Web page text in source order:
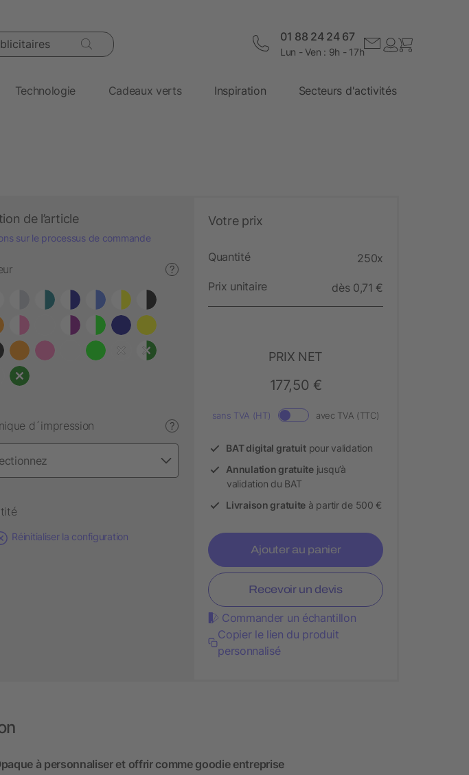
01 88 24 24 67
Lun - Ven : 9h - 17h
Technologie Cadeaux verts Inspiration Secteurs d'activités
de l’article
sur le processus de commande
?
d´impression ?
Réinitialiser la configuration
Votre prix
Quantité 250x
Prix unitaire dès 0,71 €
PRIX NET
177,50 €
sans TVA (HT) avec TVA (TTC)
BAT digital gratuitpour validation
Annulation gratuitejusqu’à
validation du BAT
Livraison gratuite à partir de 500 €
Ajouter au panier
Recevoir un devis
Commander un échantillon
Copier le lien du produit
personnalisé
à personnaliser et offrir comme goodie entreprise